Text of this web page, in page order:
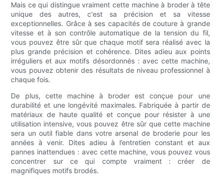
Mais ce qui distingue vraiment cette machine à broder à tête
unique des autres, c'est sa précision et sa vitesse
exceptionnelles. Grâce à ses capacités de couture à grande
vitesse et à son contrôle automatique de la tension du fil,
vous pouvez être sûr que chaque motif sera réalisé avec la
plus grande précision et cohérence. Dites adieu aux points
irréguliers et aux motifs désordonnés : avec cette machine,
vous pouvez obtenir des résultats de niveau professionnel à
chaque fois.
De plus, cette machine à broder est conçue pour une
durabilité et une longévité maximales. Fabriquée à partir de
matériaux de haute qualité et conçue pour résister à une
utilisation intensive, vous pouvez être sûr que cette machine
sera un outil fiable dans votre arsenal de broderie pour les
années à venir. Dites adieu à l’entretien constant et aux
pannes inattendues : avec cette machine, vous pouvez vous
concentrer sur ce qui compte vraiment : créer de
magnifiques motifs brodés.